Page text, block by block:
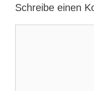
Schreibe einen